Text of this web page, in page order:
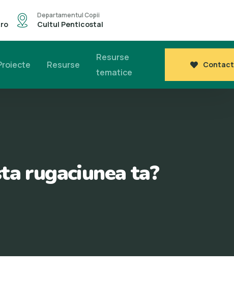
Departamentul Copii
Cultul Penticostal
Resurse
Resurse
tematice
Contact
rugaciunea ta?